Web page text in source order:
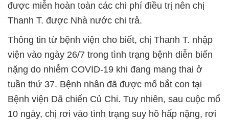
được miễn hoàn toàn các chi phí điều trị nên chị
Thanh T. được Nhà nước chi trả.
Thông tin từ bệnh viện cho biết, chị Thanh T. nhập
viện vào ngày 26/7 trong tình trạng bệnh diễn biến
nặng do nhiễm COVID-19 khi đang mang thai ở
tuần thứ 37. Bệnh nhân đã được mổ bắt con tại
Bệnh viện Dã chiến Củ Chi. Tuy nhiên, sau cuộc mổ
10 ngày, chị rơi vào tình trạng suy hô hấp nặng, rơi